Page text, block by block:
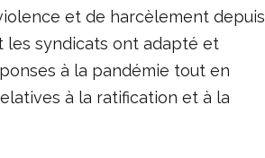
et de harcèlement depuis
les syndicats ont adapté et
à la pandémie tout en
à la ratification et à la